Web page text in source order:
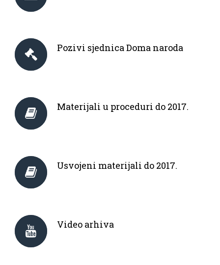
Pozivi sjednica Doma naroda
Materijali u proceduri do 2017.
Usvojeni materijali do 2017.
Video arhiva